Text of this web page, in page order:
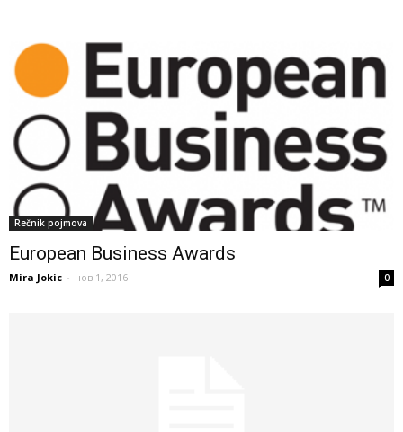
Rečnik pojmova
European Business Awards
Mira Jokic - нов 1, 2016 0